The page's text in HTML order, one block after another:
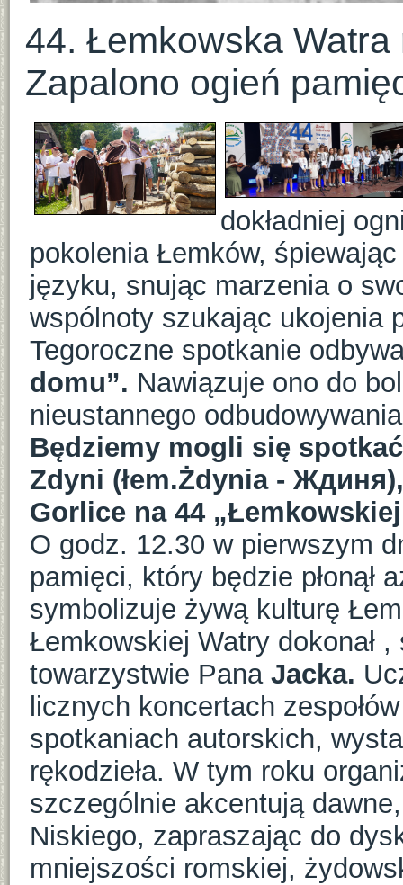
44. Łemkowska Watra
Zapalono ogień
dokładniej
pokolenia Łemków,
języku, snując marzenia o
wspólnoty szukając ukojenia
Tegoroczne spotkanie
domu”. Nawiązuje ono do
nieustannego
Będziemy mogli się
Zdyni (łem.Żdynia -
Gorlice na 44
O godz. 12.30 w pierwszym
pamięci, który będzie płonął
symbolizuje żywą kulturę
Łemkowskiej Watry dokonał
towarzystwie Pana Jacka.
licznych koncertach
spotkaniach autorskich,
rękodzieła. W tym roku
szczególnie akcentują
Niskiego, zapraszając do
mniejszości romskiej,